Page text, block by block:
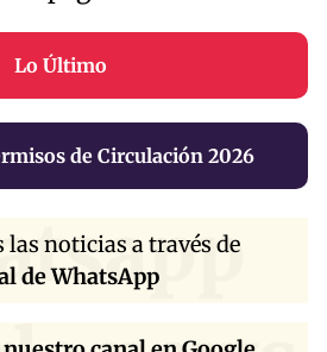
Lo Último
de Circulación 2026
las noticias a través de
de WhatsApp